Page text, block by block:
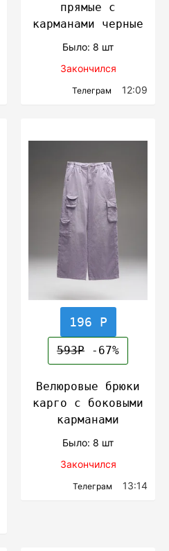
прямые с
карманами черные
Было: 8 шт
Закончился
Телеграм 12:09
196 Р
593Р -67%
Велюровые брюки
карго с боковыми
карманами
Было: 8 шт
Закончился
Телеграм 13:14